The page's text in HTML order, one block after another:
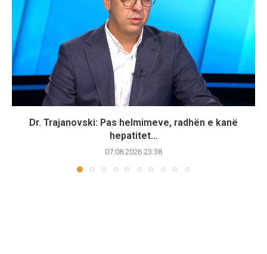
Dr. Trajanovski: Pas helmimeve, radhën e kanë
hepatitet...
07.08.2026 23:38